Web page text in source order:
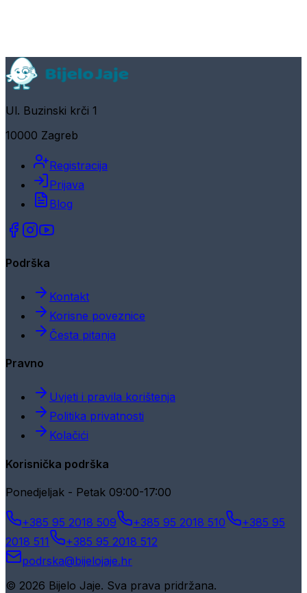
Ul. Buzinski krči 1
10000 Zagreb
Registracija
Prijava
Blog
Podrška
Kontakt
Korisne poveznice
Česta pitanja
Pravno
Uvjeti i pravila korištenja
Politika privatnosti
Kolačići
Korisnička podrška
Ponedjeljak - Petak 09:00-17:00
+385 95 2018 509 +385 95 2018 510
+385 95
2018 511
+385 95 2018 512
podrska@bijelojaje.hr
© 2026 Bijelo Jaje. Sva prava pridržana.